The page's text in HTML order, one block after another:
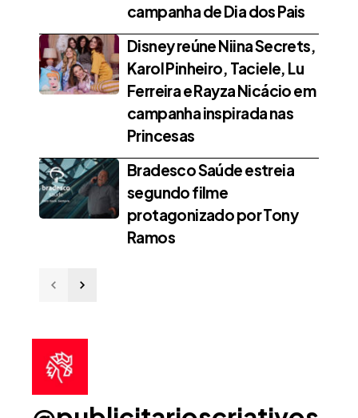
campanha de Dia dos Pais
Disney reúne Niina Secrets,
Karol Pinheiro, Taciele, Lu
Ferreira e Rayza Nicácio em
campanha inspirada nas
Princesas
Bradesco Saúde estreia
segundo filme
protagonizado por Tony
Ramos